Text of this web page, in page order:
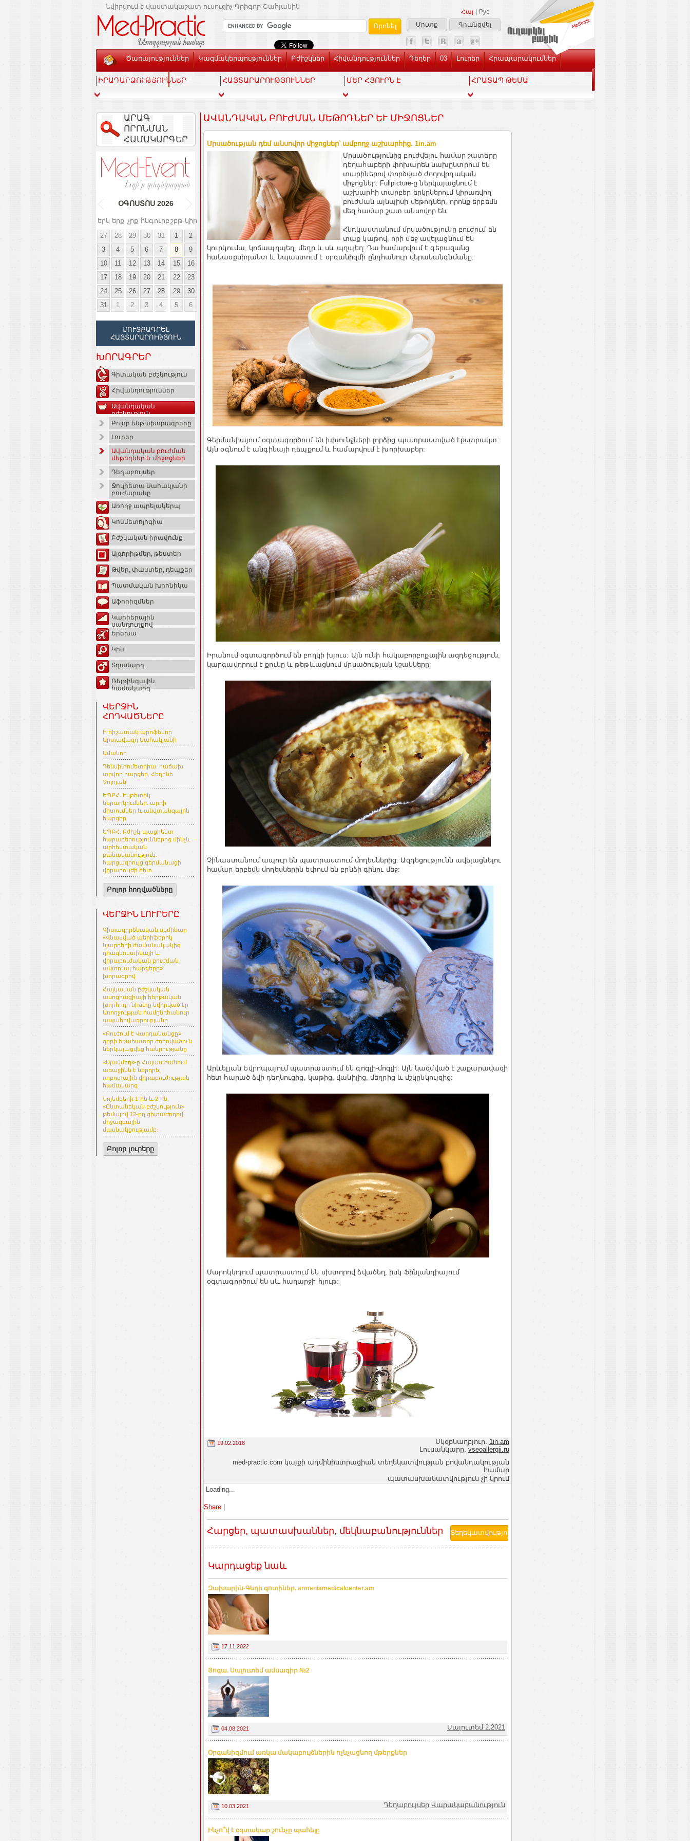
Հայ
Рус
Մուտք
Գրանցվել
Նվիրվում է վաստակաշատ ուսուցիչ Գրիգոր Շահյանին
Ծառայություններ Կազմակերպություններ Բժիշկներ Հիվանդություններ Դեղեր 03 Լուրեր Հրապարակումներ
Տեսասրահ Կապ
ԻՐԱԴԱՐՁՈՒԹՅՈՒՆՆԵՐ ՀԱՅՏԱՐԱՐՈՒԹՅՈՒՆՆԵՐ ՄԵՐ ՀՅՈՒՐՆ Է ՀՐԱՏԱՊ ԹԵՄԱ
ԱՐԱԳ
ՈՐՈՆՄԱՆ
ՀԱՄԱԿԱՐԳԵՐ
ՕԳՈՍՏՈՍ 2026
երկ երք չրք հնգուրբ շբթ կիր
27
28 29 30 31 1
2
3
4 5 6 7 8
9
10
11 12 13 14 15
16
17
18 19 20 21 22
23
24
25 26 27 28 29
30
31
1 2 3 4 5 6
ՄՈՒՏՔԱԳՐԵԼ
ՀԱՅՏԱՐԱՐՈՒԹՅՈՒՆ
ԽՈՐԱԳՐԵՐ
Գիտական բժշկություն
Հիվանդություններ
Ավանդական
բժշկություն
Բոլոր ենթախորագրերը
Լուրեր
Ավանդական բուժման
մեթոդներ և միջոցներ
Դեղաբույսեր
Ջուլիետա Սահակյանի
բուժարանը
Առողջ ապրելակերպ
Կոսմետոլոգիա
Բժշկական իրավունք
Ալգորիթմեր, թեստեր
Թվեր, փաստեր, դեպքեր
Պատմական խրոնիկա
Աֆորիզմներ
Կարիերային
սանդուղքով
Երեխա
Կին
Տղամարդ
Ռեյթինգային
համակարգ
ՎԵՐՋԻՆ
ՀՈԴՎԱԾՆԵՐԸ
Ի հիշատակ պրոֆեսոր
Արտավազդ Սահակյանի
Ամանոր
Դենսիտոմետրիա. հաճախ
տրվող հարցեր. Հեղինե
Չոլոյան
ԵՊԲՀ. Էսթետիկ
ներարկումներ. արդի
միտումներ և անվտանգային
հարցեր
ԵՊԲՀ. Բժիշկ-պացիենտ
հարաբերություններից մինչև
արհեստական
բանականություն.
հարցազրույց գերմանացի
վիրաբույժի հետ
Բոլոր հոդվածները
ՎԵՐՋԻՆ ԼՈՒՐԵՐԸ
Գիտագործնական սեմինար
«Վնասված պերիֆերիկ
նյարդերի ժամանակակից
դիագնոստիկայի և
վիրաբուժական բուժման
ակտուալ հարցերը»
խորագրով
Հայկական բժշկական
ասոցիացիայի հերթական
խորհրդի նիստը նվիրված էր
Առողջության համընդհանուր
ապահովագրությանը
«Բուժում է Վարդանանցը»
գրքի եռահատոր ժողովածուն
ներկայացվեց հանրությանը
«Սլավմեդ»-ը Հայաստանում
առաջինն է ներդրել
ռոբոտային վիրաբուժության
համակարգ
Նոյեմբերի 1-ին և 2-ին,
«Ընտանեկան բժշկություն»
թեմայով 12-րդ գիտաժողով՝
միջազգային
մասնակցությամբ։
Բոլոր լուրերը
ԱՎԱՆԴԱԿԱՆ ԲՈՒԺՄԱՆ ՄԵԹՈԴՆԵՐ ԵՒ ՄԻՋՈՑՆԵՐ
Մրսածության դեմ անսովոր միջոցներ՝ ամբողջ աշխարհից. 1in.am
Մրսածությունից բուժվելու համար շատերը
դեղահաբերի փոխարեն նախընտրում են
տարիներով փորձված ժողովրդական
միջոցներ: Fullpicture-ը ներկայացնում է
աշխարհի տարբեր երկրներում կիրառվող
բուժման այնպիսի մեթոդներ, որոնք երբեմն
մեզ համար շատ անսովոր են:
Հնդկաստանում մրսածությունը բուժում են
տաք կաթով, որի մեջ ավելացնում են
կուրկումա, կոճապղպեղ, մեղր և սև պղպեղ: Դա համարվում է գերազանց
հակաօքսիդանտ և նպաստում է օրգանիզմի ընդհանուր վերականգնմանը:
Գերմանիայում օգտագործում են խխունջների լորձից պատրաստված էքստրակտ:
Այն օգնում է անգինայի դեպքում և համարվում է խորխաբեր:
Իրանում օգտագործում են բողկի խյուս: Այն ունի հակաբորբոքային ազդեցություն,
կարգավորում է քունը և թեթևացնում մրսածության նշանները:
Չինաստանում ապուր են պատրաստում մողեսներից: Ազդեցությունն ավելացնելու
համար երբեմն մողեսներին եփում են բրնձի գինու մեջ:
Արևելյան Եվրոպայում պատրաստում են գոգլի-մոգլի: Այն կազմված է շաքարավազի
հետ հարած ձվի դեղնուցից, կաթից, վանիլից, մեղրից և մշկընկույզից:
Մարոկկոյում պատրաստում են սխտորով ձվածեղ, իսկ Ֆինլանդիայում
օգտագործում են սև հաղարջի հյութ:
19.02.2016 Սկզբնաղբյուր. 1in.am
Լուսանկարը. vseoallergii.ru
med-practic.com կայքի ադմինիստրացիան տեղեկատվության բովանդակության
համար
պատասխանատվություն չի կրում
Loading...
Share
Հարցեր, պատասխաններ, մեկնաբանություններ
Կարդացեք նաև
Զախարին-Գեդի գոտիներ. armeniamedicalcenter.am
17.11.2022
Յոգա. Սալուտեմ ամսագիր №2
04.08.2021 Սալուտեմ 2.2021
Օրգանիզմում առկա մակաբույծներին ոչնչացնող մթերքներ
10.03.2021 Դեղաբույսեր Վարակաբանություն
Ինչո՞վ է օգտակար շունչը պահելը